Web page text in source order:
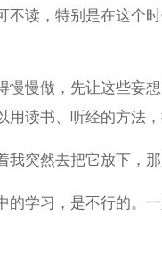
不读，特别是在这个
慢慢做，先让这些妄
用读书、听经的方法，
突然去把它放下，那
的学习，是不行的。